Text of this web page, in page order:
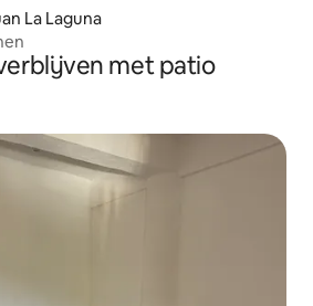
La Laguna
met patio